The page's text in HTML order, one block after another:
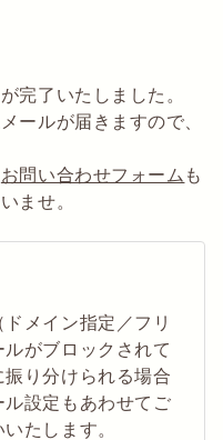
完了いたしました。
ールが届きますので、
お問い合わせフォーム も
ませ。
メイン指定／フリ
がブロックされて
り分けられる場合
設定もあわせてご
たします。